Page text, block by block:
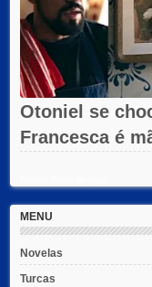
Otoniel se
Francesca é
MENU
Novelas
Turcas